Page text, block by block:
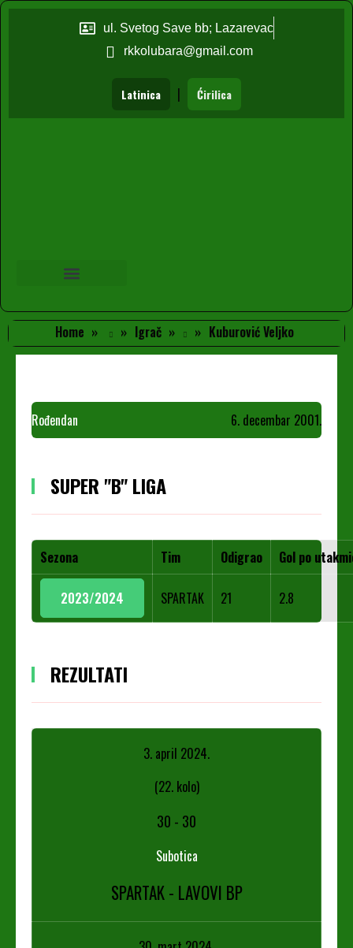
ul. Svetog Save bb; Lazarevac
rkkolubara@gmail.com
Latinica | Ćirilica
Home Igrač Kuburović Veljko
Rođendan 6. decembar 2001.
SUPER "B" LIGA
Sezona Tim Odigrao Gol po
2023/2024 SPARTAK 21 2.8
REZULTATI
3. april 2024.
(22. kolo)
30 - 30
Subotica
SPARTAK - LAVOVI BP